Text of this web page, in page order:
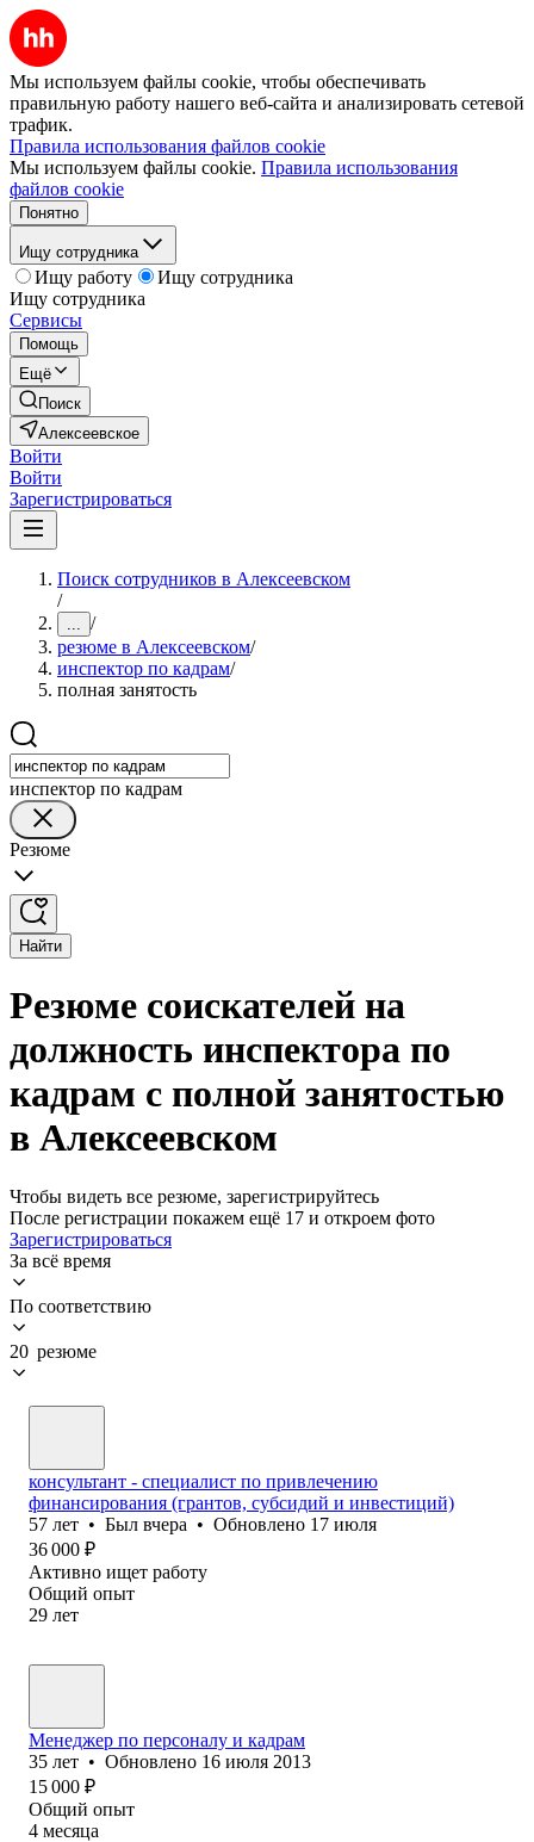
Мы используем файлы cookie, чтобы обеспечивать
правильную работу нашего веб-сайта и анализировать сетевой
трафик.
Правила использования файлов cookie
Мы используем файлы cookie. Правила использования
файлов cookie
Понятно
Ищу сотрудника
Ищу работу
Ищу сотрудника
Ищу сотрудника
Сервисы
Помощь
Ещё
Поиск
Алексеевское
Войти
Войти
Зарегистрироваться
Поиск сотрудников в Алексеевском
/
... /
резюме в Алексеевском/
инспектор по кадрам/
полная занятость
инспектор по кадрам
Резюме
Найти
Резюме соискателей на
должность инспектора по
кадрам с полной занятостью
в Алексеевском
Чтобы видеть все резюме, зарегистрируйтесь
После регистрации покажем ещё 17 и откроем фото
Зарегистрироваться
За всё время
По соответствию
20 резюме
консультант - специалист по привлечению
финансирования (грантов, субсидий и инвестиций)
57 лет • Был вчера • Обновлено 17 июля
36 000 ₽
Активно ищет работу
Общий опыт
29 лет
Менеджер по персоналу и кадрам
35 лет • Обновлено 16 июля 2013
15 000 ₽
Общий опыт
4 месяца